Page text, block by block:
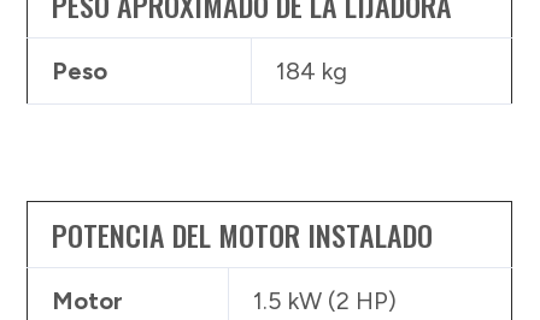
Peso 184 kg
POTENCIA DEL MOTOR INSTALADO
Motor
1.5 kW (2 HP)